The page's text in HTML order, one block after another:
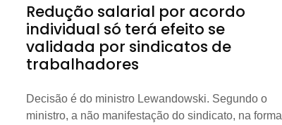
Redução salarial por acordo
individual só terá efeito se
validada por sindicatos de
trabalhadores
Decisão é do ministro Lewandowski. Segundo o
ministro, a não manifestação do sindicato, na forma